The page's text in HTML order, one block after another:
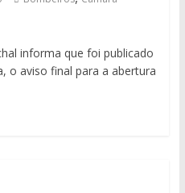
informa que foi publicado
o aviso final para a abertura